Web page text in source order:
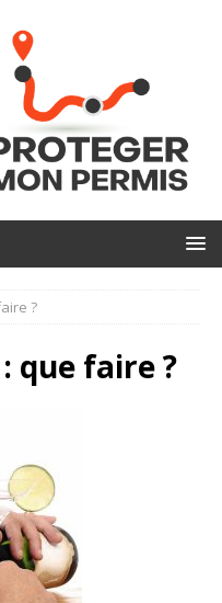
?
que faire ?